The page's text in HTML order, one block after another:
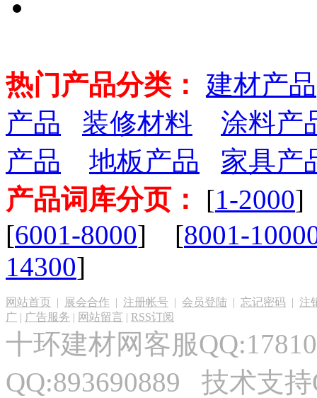
热门产品分类：
建材产品
产品
装修材料
涂料产
产品
地板产品
家具产
产品词库分页：
[1-2000]
[6001-8000] [8001-
14300]
网站首页 | 展会合作 | 注册帐号 | 会员登陆 | 忘记密码 | 注
广 | 广告服务 | 网站留言 | RSS订阅
十环建材网客服
QQ:893690889 技术支